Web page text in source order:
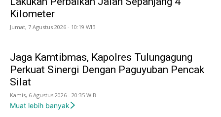
Kilometer
Jumat, 7 Agustus 2026 - 10:19 WIB
Jaga Kamtibmas, Kapolres Tulungagung
Perkuat Sinergi Dengan Paguyuban Pencak
Silat
Kamis, 6 Agustus 2026 - 20:35 WIB
Muat lebih banyak